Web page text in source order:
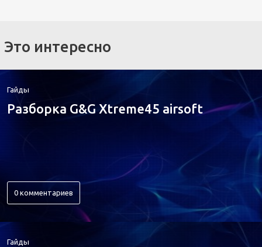
Это интересно
Гайды
Разборка G&G Xtreme45 airsoft
0 комментариев
Гайды